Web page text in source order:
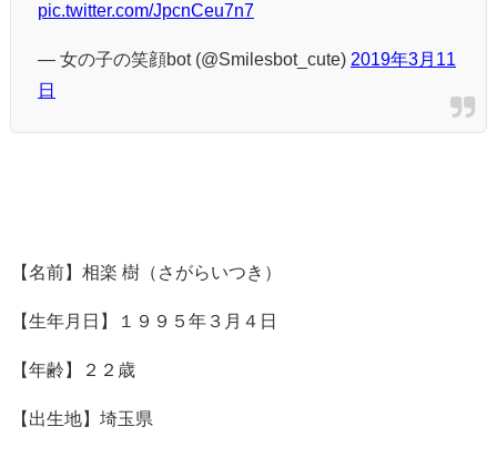
pic.twitter.com/JpcnCeu7n7
— 女の子の笑顔bot (@Smilesbot_cute) 2019年3月11
日
【名前】相楽 樹（さがらいつき）
【生年月日】１９９５年３月４日
【年齢】２２歳
【出生地】埼玉県